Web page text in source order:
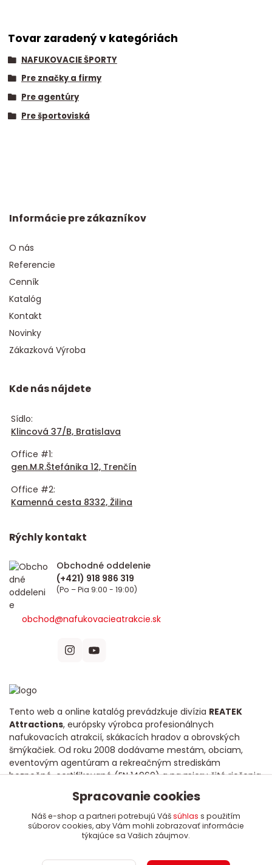
Tovar zaradený v kategóriách
NAFUKOVACIE ŠPORTY
Pre značky a firmy
Pre agentúry
Pre športoviská
Informácie pre zákazníkov
O nás
Referencie
Cenník
Katalóg
Kontakt
Novinky
Zákazková Výroba
Kde nás nájdete
Sídlo:
Klincová 37/B, Bratislava
Office #1:
gen.M.R.Štefánika 12, Trenčín
Office #2:
Kamenná cesta 8332, Žilina
Tento web a online katalóg prevádzkuje divízia REATEK
Attractions, európsky výrobca profesionálnych
nafukovacích atrakcií, skákacích hradov a obrovských
šmýkačiek. Od roku 2008 dodávame mestám, obciam,
eventovým agentúram a rekreačným strediskám
bezpečné, certifikované (EN 14960) a na mieru šité riešenia
s dôrazom na dlhú životnosť a poctivú kvalitu.
Rýchly kontakt
Obchodné oddelenie
(Po – Pia 9:00 - 19:00)
obchod@nafukovacieatrakcie.sk
Copyright 2008 - 2024 REATEK Attractions, s.r.o.
Spracovanie cookies
Náš e-shop a partneri potrebujú Vášsúhlas s použitím
súborov cookies, aby Vám mohli zobrazovať informácie
týkajúce sa Vašich záujmov.